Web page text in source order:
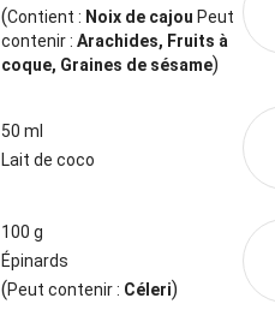
(Contient : Noix de cajou Peut
contenir : Arachides, Fruits à
coque, Graines de sésame)
50 ml
Lait de coco
100 g
Épinards
(Peut contenir : Céleri)